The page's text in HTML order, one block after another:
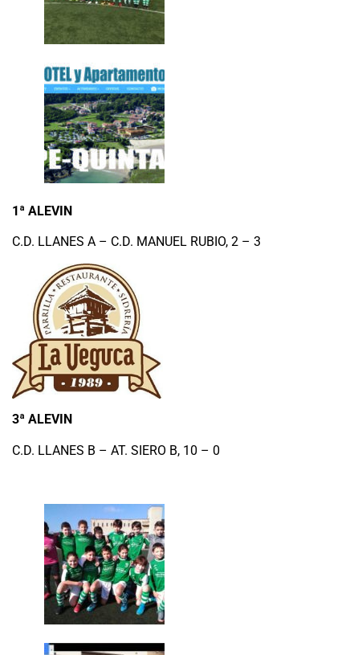
1ª ALEVIN
C.D. LLANES A – C.D. MANUEL RUBIO, 2 – 3
3ª ALEVIN
C.D. LLANES B – AT. SIERO B, 10 – 0